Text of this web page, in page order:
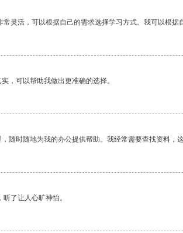
灵活，可以根据自己的需求选择学习方式。我可以根据
，可以帮助我做出更准确的选择。
随时随地为我的办公提供帮助。我经常需要查找资料，
了让人心旷神怡。